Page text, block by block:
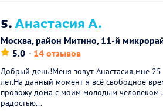
5.Анастасия А.
Москва, район Митино, 11-й
5.0
14 отзывов
Добрый день!Меня зовут Анастасия,мне 25
лет.На данный момент я всё свободное
провожу дома с моим молодым человеком
радостью...